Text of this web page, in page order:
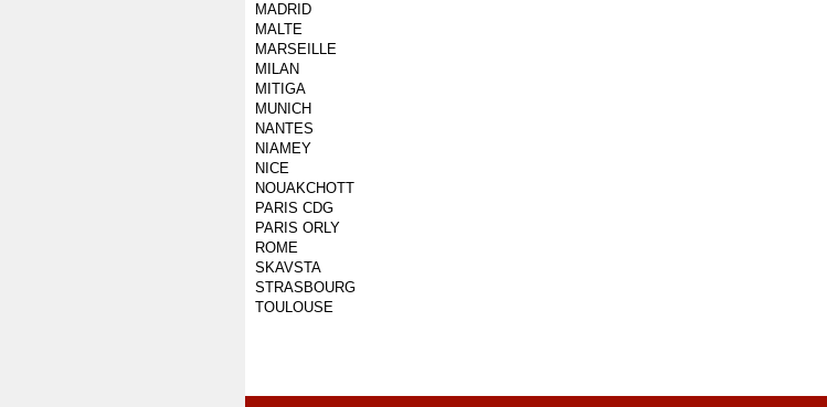
MADRID
MALTE
MARSEILLE
MILAN
MITIGA
MUNICH
NANTES
NIAMEY
NICE
NOUAKCHOTT
PARIS CDG
PARIS ORLY
ROME
SKAVSTA
STRASBOURG
TOULOUSE